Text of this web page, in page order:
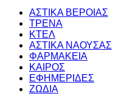
ΑΣΤΙΚΑ ΒΕΡΟΙΑΣ
ΤΡΕΝΑ
ΚΤΕΛ
ΑΣΤΙΚΑ ΝΑΟΥΣΑΣ
ΦΑΡΜΑΚΕΙΑ
ΚΑΙΡΟΣ
ΕΦΗΜΕΡΙΔΕΣ
ΖΩΔΙΑ